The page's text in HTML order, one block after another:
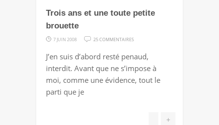
Trois ans et une toute petite
brouette
7 JUIN 2008 25 COMMENTAIRES
ANS
ET
UNE
J’en suis d’abord resté penaud,
interdit. Avant que ne s’impose à
moi, comme une évidence, tout le
parti que je
+